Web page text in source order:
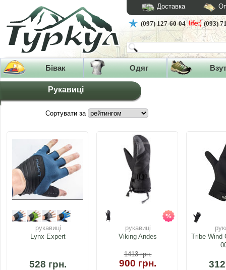
Доставка
(097) 127-60-04 (093)
Бівак Одяг
Рукавиці
Сортувати за
рукавиці
Lynx Expert
528 грн.
рукавиці
Viking Andes
1413грн.
900 грн.
Tribe Wind